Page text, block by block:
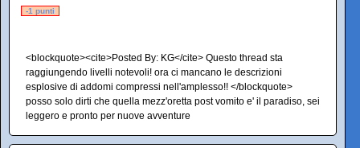
-1 punti
<blockquote><cite>Posted By: KG</cite> Questo thread sta
raggiungendo livelli notevoli! ora ci mancano le descrizioni
esplosive di addomi compressi nell'amplesso!! </blockquote>
posso solo dirti che quella mezz'oretta post vomito e' il paradiso, sei
leggero e pronto per nuove avventure